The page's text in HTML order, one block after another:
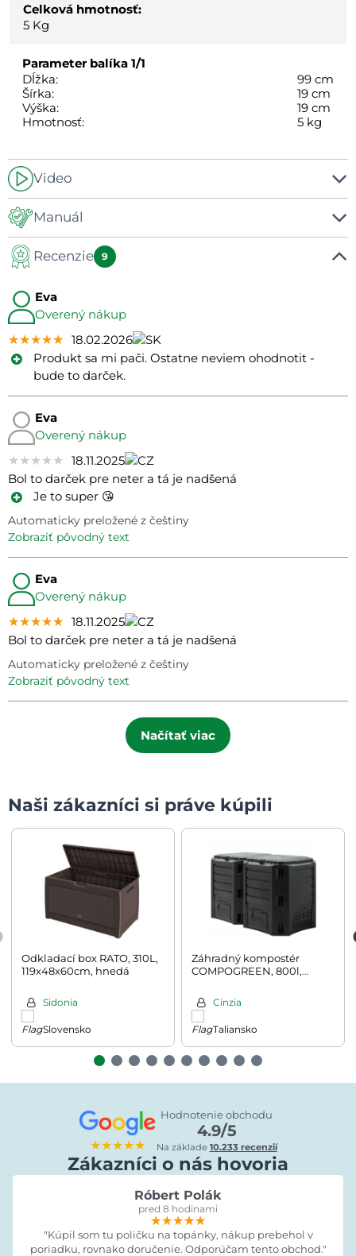
Celková hmotnosť:
5 Kg
Parameter balíka 1/1
Dĺžka:
99 cm
Šírka:
19 cm
Výška:
19 cm
Hmotnosť:
5 kg
Video
- Manuál
Manuál
Recenzie 9
Eva
Overený nákup
★★★★★
★★★★★
★★★★★ 18.02.2026
Produkt sa mi pači. Ostatne neviem ohodnotit -
bude to darček.
Eva
Overený nákup
★★★★★
★★★★★
★★★★★ 18.11.2025
Bol to darček pre neter a tá je nadšená
Je to super 😘
Automaticky preložené z češtiny
zobraziť pôvodný text
Eva
Overený nákup
★★★★★
★★★★★
★★★★★ 18.11.2025
Bol to darček pre neter a tá je nadšená
Automaticky preložené z češtiny
zobraziť pôvodný text
Načítať viac
Naši zákazníci si práve kúpili
Odkladací box RATO, 310L,
119x48x60cm, hnedá
Sidonia
Slovensko
Záhradný kompostér
COMPOGREEN, 800l,
Cinzia
Taliansko
★★★★★
Hodnotenie obchodu
4.9/5
Na základe 10.233 recenzií
Zákazníci o nás hovoria
Róbert Polák
pred 8 hodinami
★★★★★
★★★★★
★★★★★
"Kúpil som tu poličku na topánky, nákup prebehol v
poriadku, rovnako doručenie. Odporúčam tento obchod."